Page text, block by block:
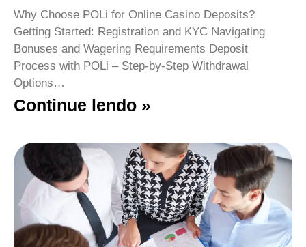
Why Choose POLi for Online Casino Deposits?
Getting Started: Registration and KYC Navigating
Bonuses and Wagering Requirements Deposit
Process with POLi – Step‑by‑Step Withdrawal
Options…
Continue lendo »